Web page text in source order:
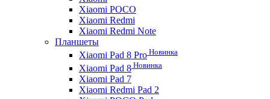
Xiaomi POCO
Xiaomi Redmi
Xiaomi Redmi Note
Планшеты
Xiaomi Pad 8 Pro Новинка
Xiaomi Pad 8 Новинка
Xiaomi Pad 7
Xiaomi Redmi Pad 2